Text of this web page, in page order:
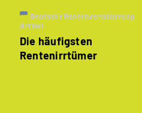
Deutsche Rentenversicherung
Artikel
Die häufigsten
Rentenirrtümer